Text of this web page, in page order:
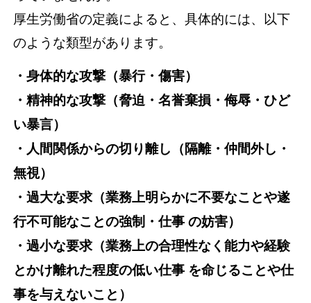
厚生労働省の定義によると、具体的には、以下
のような類型があります。
・身体的な攻撃（暴行・傷害）
・精神的な攻撃（脅迫・名誉棄損・侮辱・ひど
い暴言）
・人間関係からの切り離し（隔離・仲間外し・
無視）
・過大な要求（業務上明らかに不要なことや遂
行不可能なことの強制・仕事 の妨害）
・過小な要求（業務上の合理性なく能力や経験
とかけ離れた程度の低い仕事 を命じることや仕
事を与えないこと）